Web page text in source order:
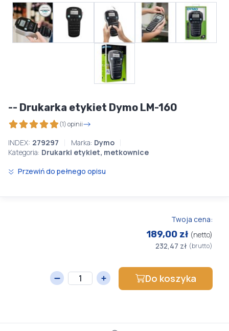
-- Drukarka etykiet Dymo LM-160
(1) opinii
INDEX: 279297 Marka: Dymo
Kategoria: Drukarki etykiet, metkownice
Przewiń do pełnego opisu
Twoja cena:
189,00 zł (netto)
232,47 zł (brutto)
Do koszyka